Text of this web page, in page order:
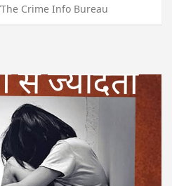
The Crime Info Bureau